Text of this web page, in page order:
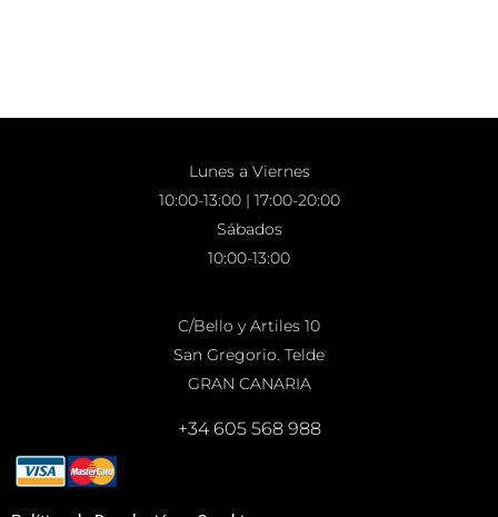
Lunes a Viernes
10:00-13:00 | 17:00-20:00
Sábados
10:00-13:00
C/Bello y Artiles 10
San Gregorio. Telde
GRAN CANARIA
+34 605 568 988